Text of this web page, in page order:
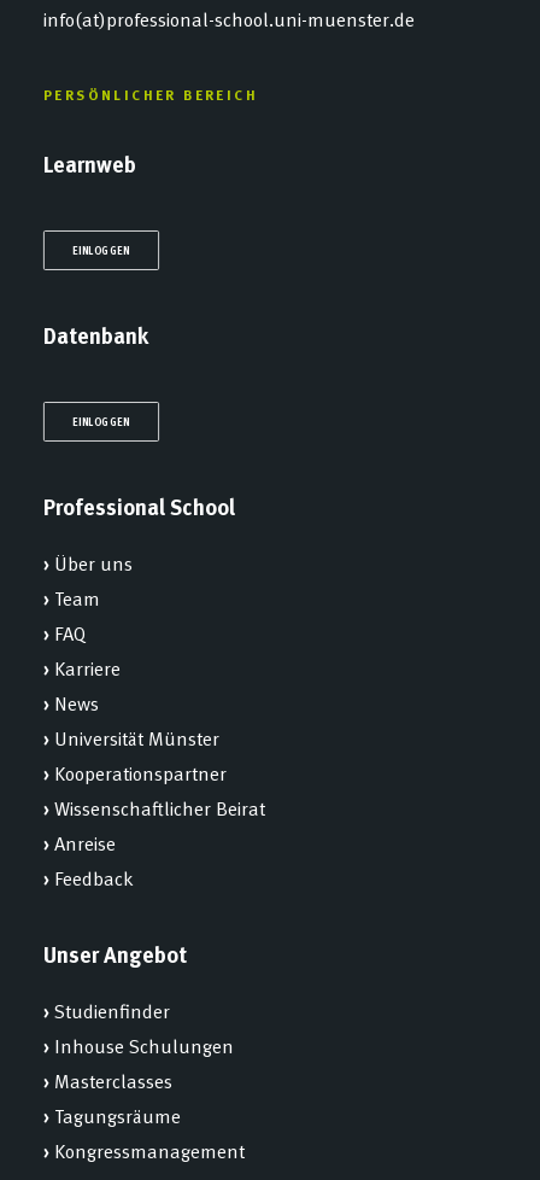
info(at)professional-school.uni-muenster.de
PERSÖNLICHER BEREICH
Learnweb
EINLOGGEN
Datenbank
EINLOGGEN
Professional School
› Über uns
› Team
› FAQ
› Karriere
› News
› Universität Münster
› Kooperationspartner
›Wissenschaftlicher Beirat
›Anreise
› Feedback
Unser Angebot
›Studienfinder
› Inhouse Schulungen
› Masterclasses
› Tagungsräume
› Kongressmanagement